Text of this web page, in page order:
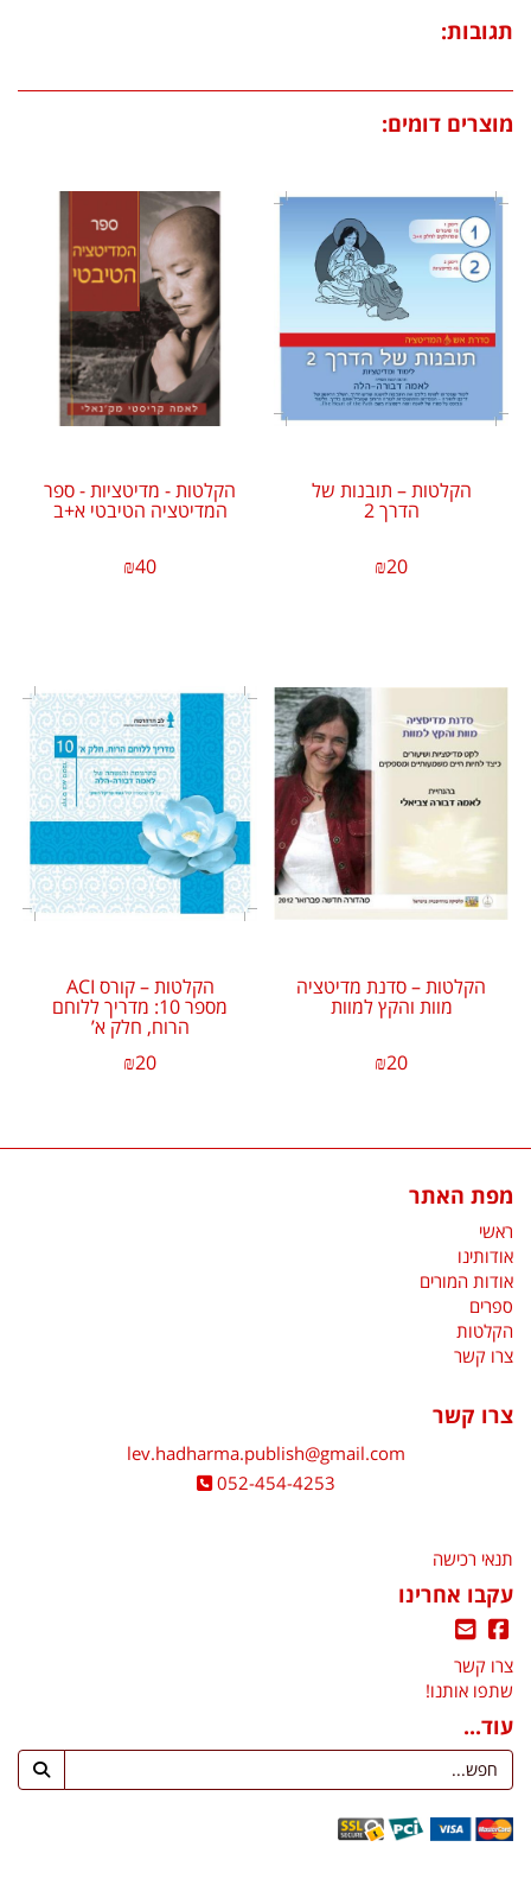
תגובות:
מוצרים דומים:
הקלטות – תובנות של
הדרך 2
₪20
הקלטות - מדיטציות - ספר
המדיטציה הטיבטי א+ב
₪40
הקלטות – סדנת מדיטציה
מוות והקץ למוות
₪20
הקלטות – קורס ACI
מספר 10: מדריך ללוחם
הרוח, חלק א’
₪20
מפת האתר
ראשי
אודותינו
אודות המורים
ספרים
הקלטות
צרו קשר
צרו קשר
lev.hadharma.publish@gmail.com
052-454-4253
תנאי רכישה
עקבו אחרינו
צרו קשר
שתפו אותנו!
עוד...